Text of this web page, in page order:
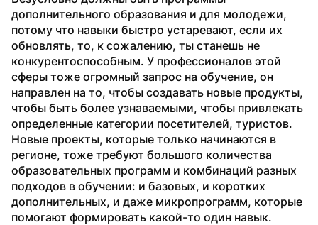
дополнительного образования и для молодежи,
потому что навыки быстро устаревают, если их
обновлять, то, к сожалению, ты станешь не
конкурентоспособным. У профессионалов этой
сферы тоже огромный запрос на обучение, он
направлен на то, чтобы создавать новые продукты,
чтобы быть более узнаваемыми, чтобы привлекать
определенные категории посетителей, туристов.
Новые проекты, которые только начинаются в
регионе, тоже требуют большого количества
образовательных программ и комбинаций разных
подходов в обучении: и базовых, и коротких
дополнительных, и даже микропрограмм, которые
помогают формировать какой-то один навык.